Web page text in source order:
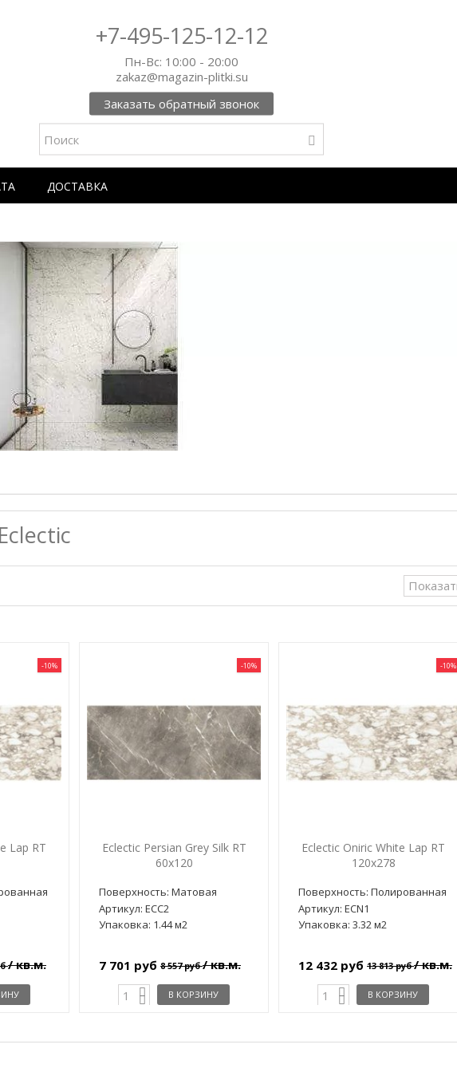
+7-495-125-12-12
Пн-Вс: 10:00 - 20:00
zakaz@magazin-plitki.su
Заказать обратный звонок
ДОСТАВКА
-10%
Lap RT
/ кв.м.
-10%
Eclectic Persian Grey Silk RT
60x120
Поверхность: Матовая
Артикул: ECC2
Упаковка: 1.44 м2
7 701 руб 8 557 руб/ кв.м.
В КОРЗИНУ
-10%
Eclectic Oniric White Lap RT
120x278
Поверхность: Полированная
Артикул: ECN1
Упаковка: 3.32 м2
12 432 руб 13 813 руб/ кв.м.
В КОРЗИНУ